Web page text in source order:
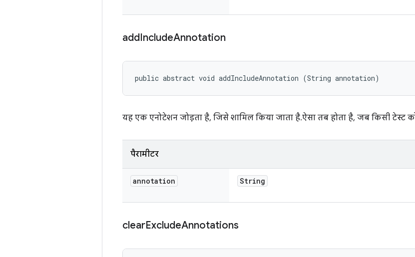
addIncludeAnnotation
public abstract void addIncludeAnnotation (String annotation)
यह एक एनोटेशन जोड़ता है, जिसे शामिल किया जाता है. ऐसा तब होता है, जब किसी टेस्ट
पैरामीटर
annotation String
clearExcludeAnnotations